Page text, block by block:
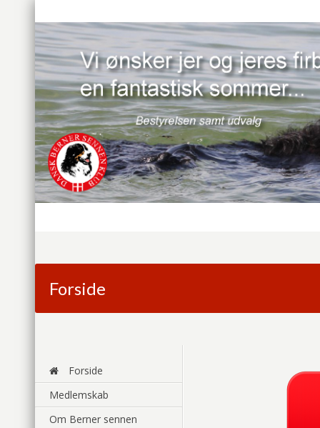
Forside
Forside
Medlemskab
Om Berner sennen